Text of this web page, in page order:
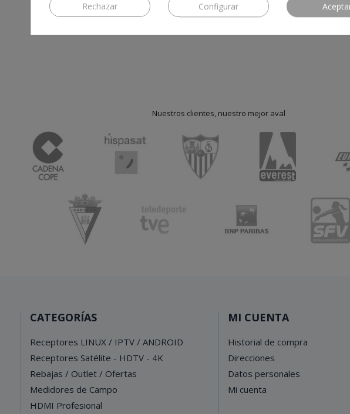
Nuestros clientes, nuestro mejor aval
CATEGORÍAS
Receptores LINUX / IPTV / ANDROID
Receptores Satélite - HDTV - 4K
Rebajas / Outlet / Ofertas
Medidores de Campo
HDMI Profesional
MI CUENTA
Historial de compra
Direcciones
Datos personales
Mi cuenta
Rechazar Configurar